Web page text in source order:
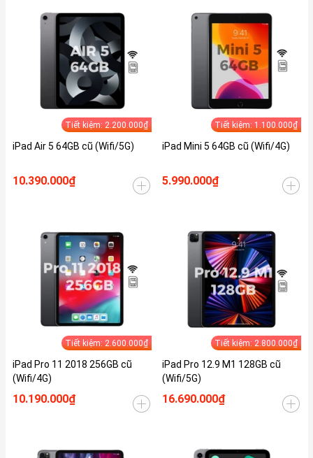
Tiết kiệm: 2.200.000₫
iPad Air 5 64GB cũ (Wifi/5G)
10.390.000₫
Tiết kiệm: 1.100.000₫
iPad Mini 5 64GB cũ (Wifi/4G)
5.990.000₫
Tiết kiệm: 2.600.000₫
iPad Pro 11 2018 256GB cũ
(Wifi/4G)
10.190.000₫
Tiết kiệm: 2.800.000₫
iPad Pro 12.9 M1 128GB cũ
(Wifi/5G)
16.690.000₫